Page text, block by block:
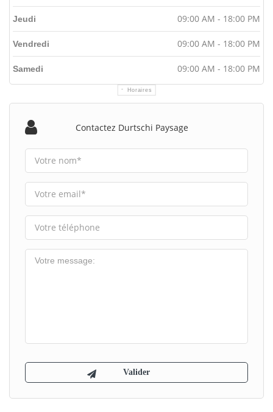
Horaires
Jeudi 09:00 AM - 18:00 PM
Vendredi 09:00 AM - 18:00 PM
Samedi 09:00 AM - 18:00 PM
Contactez Durtschi Paysage